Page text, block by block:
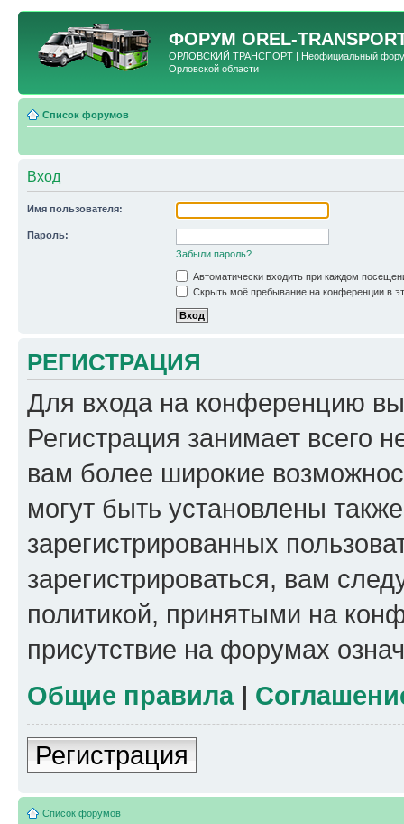
ФОРУМ OREL-
ОРЛОВСКИЙ ТРАНСПОРТ | Неофициальный форум
Орловской области
Список форумов
Вход
Имя пользователя:
Пароль:
Забыли пароль?
Автоматически входить при каждом
Скрыть моё пребывание на конференции в
РЕГИСТРАЦИЯ
Для входа на конференцию
Регистрация занимает всего
вам более широкие
могут быть установлены
зарегистрированных
зарегистрироваться, вам
политикой, принятыми на
присутствие на форумах
Общие правила|
Регистрация
Список форумов